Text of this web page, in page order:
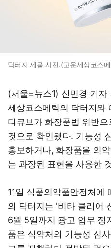
닥터지 제품 사진.(고운세상코스
(서울=뉴스1) 신민경 기
세상코스메틱의 닥터지와
디큐브가 화장품법 위반
것으로 확인됐다. 기능성
홍보하거나, 화장품을 의
는 과장된 표현을 사용한
11일 식품의약품안전처에
의 닥터지는 '비타 클리어
6월 5일까지 광고 업무 정
품은 식약처의 기능성 심